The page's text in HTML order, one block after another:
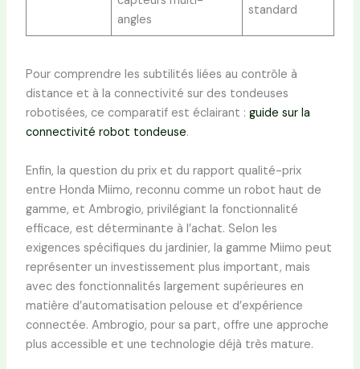
angles
standard
Pour comprendre les subtilités liées au contrôle à
distance et à la connectivité sur des tondeuses
robotisées, ce comparatif est éclairant : guide sur la
connectivité robot tondeuse.
Enfin, la question du prix et du rapport qualité-prix
entre Honda Miimo, reconnu comme un robot haut de
gamme, et Ambrogio, privilégiant la fonctionnalité
efficace, est déterminante à l’achat. Selon les
exigences spécifiques du jardinier, la gamme Miimo peut
représenter un investissement plus important, mais
avec des fonctionnalités largement supérieures en
matière d’automatisation pelouse et d’expérience
connectée. Ambrogio, pour sa part, offre une approche
plus accessible et une technologie déjà très mature.